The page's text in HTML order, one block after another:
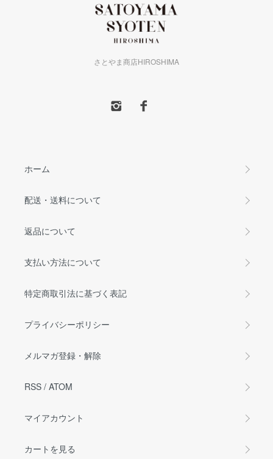
さとやま商店HIROSHIMA
ホーム
配送・送料について
返品について
支払い方法について
特定商取引法に基づく表記
プライバシーポリシー
メルマガ登録・解除
RSS / ATOM
マイアカウント
カートを見る